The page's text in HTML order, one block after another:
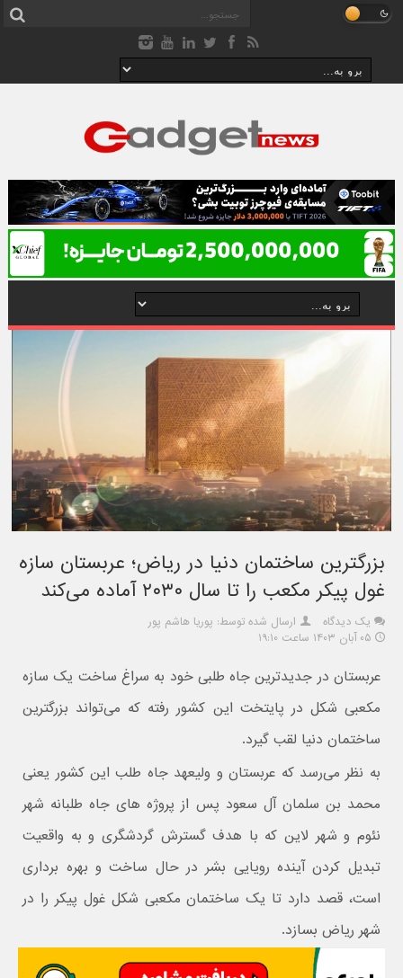
بزرگترین ساختمان دنیا در ریاض؛ عربستان سازه
غول پیکر مکعب را تا سال ۲۰۳۰ آماده می‌کند
یک دیدگاه
ارسال شده توسط: پوریا هاشم پور
۰۵ آبان ۱۴۰۳ ساعت ۱۹:۱۰
عربستان در جدیدترین جاه طلبی خود به سراغ ساخت یک سازه
مکعبی شکل در پایتخت این کشور رفته که می‌تواند بزرگترین
ساختمان دنیا لقب گیرد.
به نظر می‌رسد که عربستان و ولیعهد جاه طلب این کشور یعنی
محمد بن سلمان آل سعود پس از پروژه های جاه طلبانه شهر
نئوم و شهر لاین که با هدف گسترش گردشگری و به واقعیت
تبدیل کردن آینده رویایی بشر در حال ساخت و بهره برداری
است، قصد دارد تا یک ساختمان مکعبی شکل غول پیکر را در
شهر ریاض بسازد.